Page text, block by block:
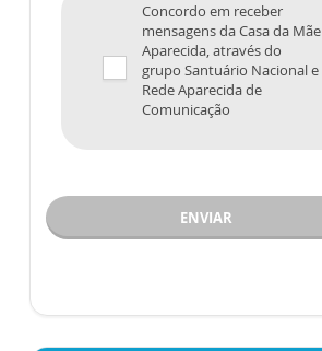
Concordo em receber
mensagens da Casa da Mãe
Aparecida, através do
grupo Santuário Nacional e
Rede Aparecida de
Comunicação
ENVIAR